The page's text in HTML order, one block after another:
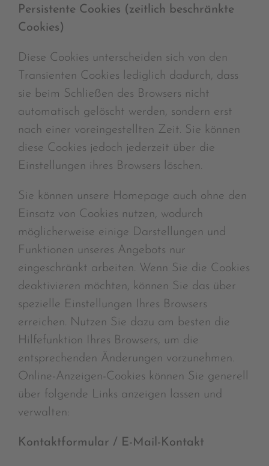
Persistente Cookies (zeitlich beschränkte
Cookies)
Diese Cookies unterscheiden sich von den
Transienten Cookies lediglich dadurch, dass
sie beim Schließen des Browsers nicht
automatisch gelöscht werden, sondern erst
nach einer voreingestellten Zeit. Sie können
diese Cookies jedoch jederzeit über die
Einstellungen ihres Browsers löschen.
Sie können unsere Homepage auch ohne den
Einsatz von Cookies nutzen, wodurch
möglicherweise einige Darstellungen und
Funktionen unseres Angebots nur
eingeschränkt arbeiten. Wenn Sie die Cookies
deaktivieren möchten, können Sie das über
spezielle Einstellungen Ihres Browsers
erreichen. Nutzen Sie dazu am besten die
Hilfefunktion Ihres Browsers, um die
entsprechenden Änderungen vorzunehmen.
Online-Anzeigen-Cookies können Sie generell
über folgende Links anzeigen lassen und
verwalten:
Kontaktformular / E-Mail-Kontakt